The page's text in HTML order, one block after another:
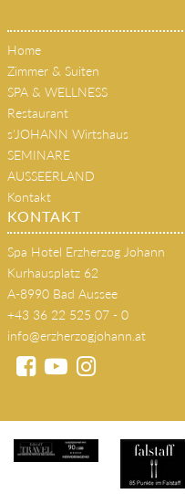
Home
Zimmer & Suiten
SPA & WELLNESS
Restaurant
s'JOHANN Wirtshaus
SEMINARE
AUSSEERLAND
Kontakt
KONTAKT
Spa Hotel Erzherzog Johann
Kurhausplatz 62
A-8990 Bad Aussee
+43 36 22 525 07 - 0
info@erzherzogjohann.at